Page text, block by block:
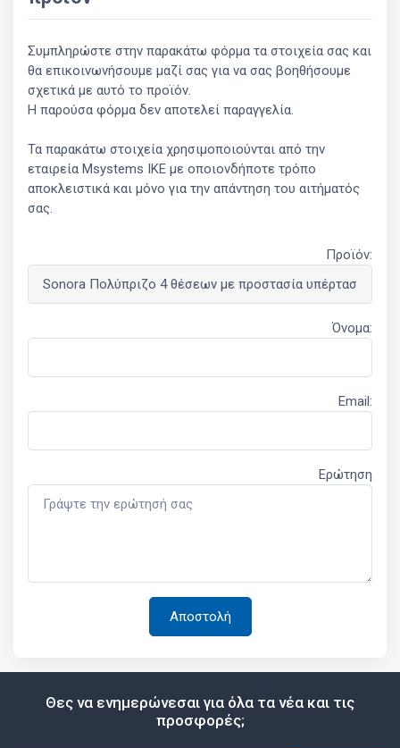
Συμπληρώστε στην παρακάτω φόρμα τα στοιχεία σας και
θα επικοινωνήσουμε μαζί σας για να σας βοηθήσουμε
σχετικά με αυτό το προϊόν.
Η παρούσα φόρμα δεν αποτελεί παραγγελία.
Τα παρακάτω στοιχεία χρησιμοποιούνται από την
εταιρεία Msystems ΙΚΕ με οποιονδήποτε τρόπο
αποκλειστικά και μόνο για την απάντηση του αιτήματός
σας.
Προϊόν:
Όνομα:
Email:
Ερώτηση
Θες να ενημερώνεσαι για όλα τα νέα και τις
προσφορές;